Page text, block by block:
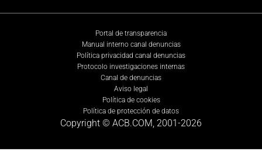
Portal de transparencia
Manual interno canal denuncias
Política privacidad canal denuncias
Protocolo investigaciones internas
Canal de denuncias
Aviso legal
Política de cookies
Política de protección de datos
Copyright © ACB.COM, 2001-2026